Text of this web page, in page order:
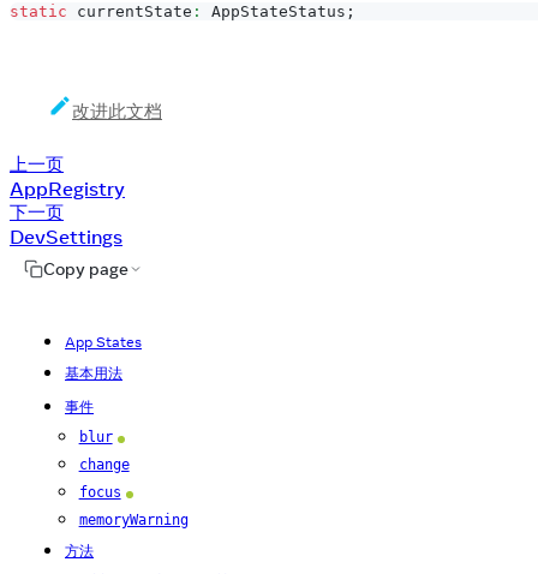
static currentState : AppStateStatus ;
改进此文档
上一页
AppRegistry
下一页
DevSettings
Copy page
App States
基本用法
事件
blur Android
change
focus Android
memoryWarning
方法